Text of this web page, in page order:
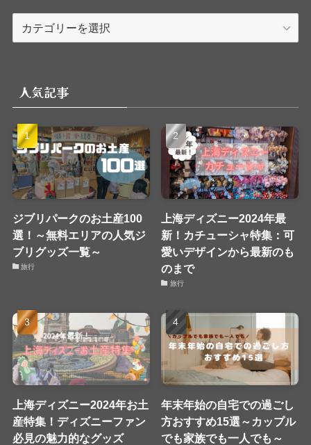
ー人気記事
ジブリパークのお土産100
選！～無料エリアの人気ジ
ブリグッズ一覧～
旅行
上海ディズニー2024年最
新！カチューシャ特集：可
愛いデザインから最新のも
のまで
旅行
上海ディズニー2024年お土
産特集！ディズニーファン
必見の魅力的なグッズ
年末年始の自宅での過ごし
方おすすめ15選～カップル
でも家族でも一人でも～